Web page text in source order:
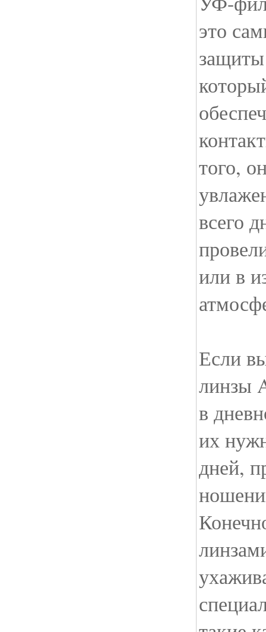
это
того,
всего
или в
Если
линзы
в
их
дней,